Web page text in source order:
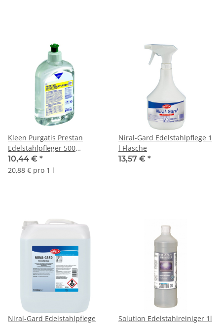
Kleen Purgatis Prestan
Edelstahlpfleger 500
ml/Flasche
10,44 € *
20,88 € pro 1 l
Niral-Gard Edelstahlpflege 1
l Flasche
13,57 € *
Niral-Gard Edelstahlpflege
Solution Edelstahlreiniger 1l